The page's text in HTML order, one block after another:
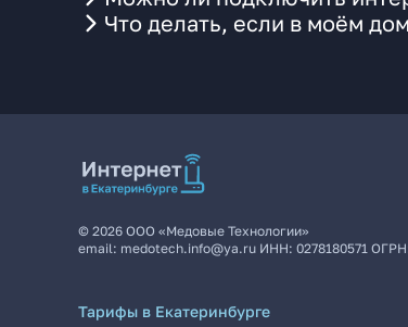
Что делать, если в моём
© 2026 ООО «Медовые Технологии»
email: medotech.info@ya.ru ИНН: 0278180571
Тарифы в Екатеринбурге